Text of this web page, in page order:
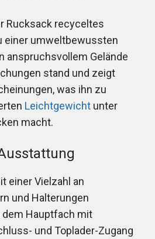
Rucksack recyceltes
einer umweltbewussten
anspruchsvollem Gelände
stand und zeigt
was ihn zu
Leichtgewicht unter
macht.
einer Vielzahl an
und Halterungen
Hauptfach mit
und Toplader-Zugang